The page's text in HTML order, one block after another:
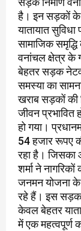
है। इन सड़कों के
यातायात
सामाजिक
वनांचल क्षेत्र के
बेहतर सड़क
समस्या का
खराब सड़कों की
जीवन प्रभावित
हो गया।
54 हजार रूपए
रहा है। जिसका
शर्मा ने
जनमन योजना
रहे हैं। इस सड़क
केवल बेहतर
में एक महत्वपूर्ण